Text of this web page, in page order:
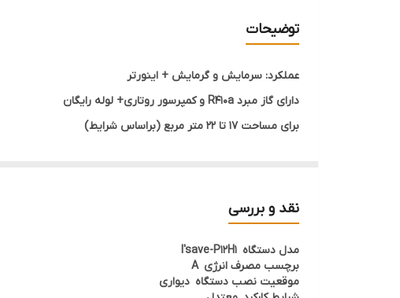
توضیحات
عملکرد: سرمايش و گرمایش + اینورتر
دارای گاز مبرد R410a و کمپرسور روتاری+ لوله رایگان
برای مساحت 17 تا 22 متر مربع (براساس شرایط)
نقد و بررسی
مدل دستگاه I'save-P12H1
برچسب مصرف انرژی A
موقعیت نصب دستگاه دیواری